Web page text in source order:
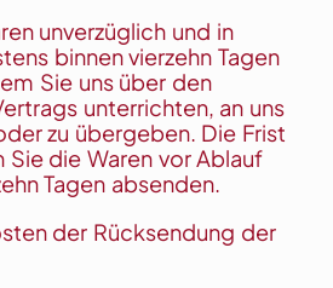
unverzüglich und in
binnen vierzehn Tagen
Sie uns über den
unterrichten, an uns
zu übergeben. Die Frist
die Waren vor Ablauf
Tagen absenden.
der Rücksendung der